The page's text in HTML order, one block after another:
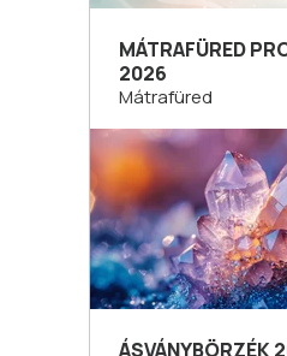
MÁTRAFÜRED
2026
Mátrafüred
ÁSVÁNYBÖRZÉK